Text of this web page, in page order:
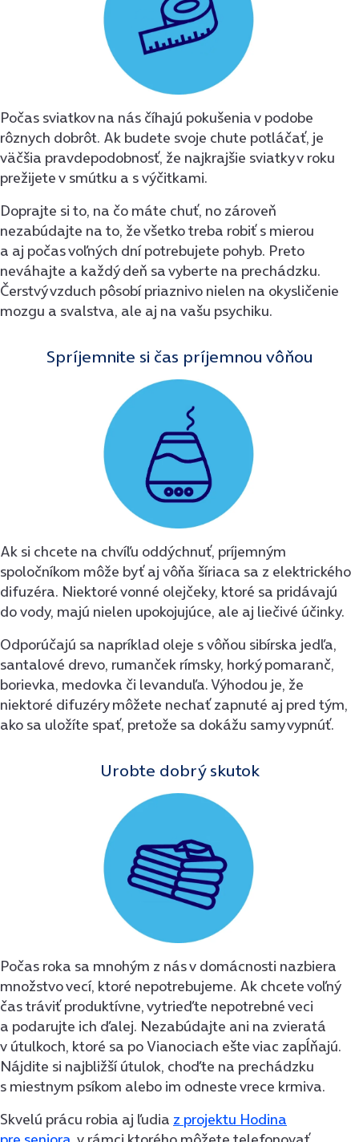
Počas sviatkov na nás číhajú pokušenia v podobe
rôznych dobrôt. Ak budete svoje chute potláčať, je
väčšia pravdepodobnosť, že najkrajšie sviatky v roku
prežijete v smútku a s výčitkami.
Doprajte si to, na čo máte chuť, no zároveň
nezabúdajte na to, že všetko treba robiť s mierou
a aj počas voľných dní potrebujete pohyb. Preto
neváhajte a každý deň sa vyberte na prechádzku.
Čerstvý vzduch pôsobí priaznivo nielen na okysličenie
mozgu a svalstva, ale aj na vašu psychiku.
Spríjemnite si čas príjemnou vôňou
Ak si chcete na chvíľu oddýchnuť, príjemným
spoločníkom môže byť aj vôňa šíriaca sa z elektrického
difuzéra. Niektoré vonné olejčeky, ktoré sa pridávajú
do vody, majú nielen upokojujúce, ale aj liečivé účinky.
Odporúčajú sa napríklad oleje s vôňou sibírska jedľa,
santalové drevo, rumanček rímsky, horký pomaranč,
borievka, medovka či levanduľa. Výhodou je, že
niektoré difuzéry môžete nechať zapnuté aj pred tým,
ako sa uložíte spať, pretože sa dokážu samy vypnúť.
Urobte dobrý skutok
Počas roka sa mnohým z nás v domácnosti nazbiera
množstvo vecí, ktoré nepotrebujeme. Ak chcete voľný
čas tráviť produktívne, vytrieďte nepotrebné veci
a podarujte ich ďalej. Nezabúdajte ani na zvieratá
v útulkoch, ktoré sa po Vianociach ešte viac zapĺňajú.
Nájdite si najbližší útulok, choďte na prechádzku
s miestnym psíkom alebo im odneste vrece krmiva.
Skvelú prácu robia aj ľudia z projektu Hodina